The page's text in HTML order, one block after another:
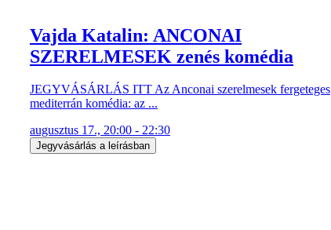
Vajda Katalin: ANCONAI
SZERELMESEK zenés komédia
JEGYVÁSÁRLÁS ITT Az Anconai szerelmesek fergeteges
mediterrán komédia: az ...
augusztus 17., 20:00 - 22:30
Jegyvásárlás a leírásban